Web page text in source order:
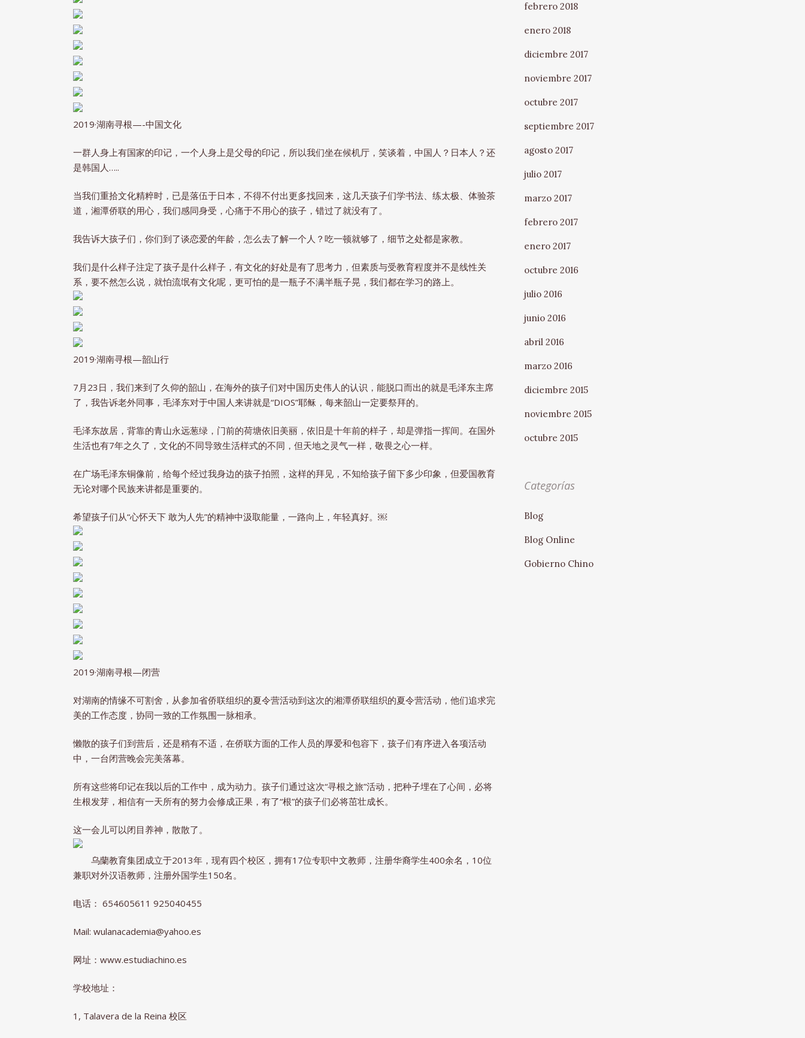
2019·湖南寻根—-中国文化
一群人身上有国家的印记，一个人身上是父母的印记，所以我们坐在候机厅，笑谈着，中国人？日本人？还
是韩国人…..
当我们重拾文化精粹时，已是落伍于日本，不得不付出更多找回来，这几天孩子们学书法、练太极、体验茶
道，湘潭侨联的用心，我们感同身受，心痛于不用心的孩子，错过了就没有了。
我告诉大孩子们，你们到了谈恋爱的年龄，怎么去了解一个人？吃一顿就够了，细节之处都是家教。
我们是什么样子注定了孩子是什么样子，有文化的好处是有了思考力，但素质与受教育程度并不是线性关
系，要不然怎么说，就怕流氓有文化呢，更可怕的是一瓶子不满半瓶子晃，我们都在学习的路上。
2019·湖南寻根—韶山行
7月23日，我们来到了久仰的韶山，在海外的孩子们对中国历史伟人的认识，能脱口而出的就是毛泽东主席
了，我告诉老外同事，毛泽东对于中国人来讲就是“DIOS”耶稣，每来韶山一定要祭拜的。
毛泽东故居，背靠的青山永远葱绿，门前的荷塘依旧美丽，依旧是十年前的样子，却是弹指一挥间。在国外
生活也有7年之久了，文化的不同导致生活样式的不同，但天地之灵气一样，敬畏之心一样。
在广场毛泽东铜像前，给每个经过我身边的孩子拍照，这样的拜见，不知给孩子留下多少印象，但爱国教育
无论对哪个民族来讲都是重要的。
希望孩子们从“心怀天下 敢为人先”的精神中汲取能量，一路向上，年轻真好。￼
2019·湖南寻根—闭营
对湖南的情缘不可割舍，从参加省侨联组织的夏令营活动到这次的湘潭侨联组织的夏令营活动，他们追求完
美的工作态度，协同一致的工作氛围一脉相承。
懒散的孩子们到营后，还是稍有不适，在侨联方面的工作人员的厚爱和包容下，孩子们有序进入各项活动
中，一台闭营晚会完美落幕。
所有这些将印记在我以后的工作中，成为动力。孩子们通过这次“寻根之旅”活动，把种子埋在了心间，必将
生根发芽，相信有一天所有的努力会修成正果，有了“根”的孩子们必将茁壮成长。
这一会儿可以闭目养神，散散了。
乌蘭教育集团成立于2013年，现有四个校区，拥有17位专职中文教师，注册华裔学生400余名，10位
兼职对外汉语教师，注册外国学生150名。
电话： 654605611 925040455
Mail: wulanacademia@yahoo.es
网址：www.estudiachino.es
学校地址：
1, Talavera de la Reina 校区
febrero 2018
enero 2018
diciembre 2017
noviembre 2017
octubre 2017
septiembre 2017
agosto 2017
julio 2017
marzo 2017
febrero 2017
enero 2017
octubre 2016
julio 2016
junio 2016
abril 2016
marzo 2016
diciembre 2015
noviembre 2015
octubre 2015
Categorías
Blog
Blog Online
Gobierno Chino